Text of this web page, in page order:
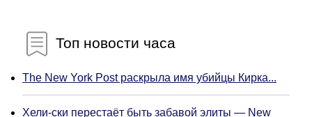
Топ новости часа
The New York Post раскрыла имя убийцы Кирка...
Хели-ски перестаёт быть забавой элиты — New